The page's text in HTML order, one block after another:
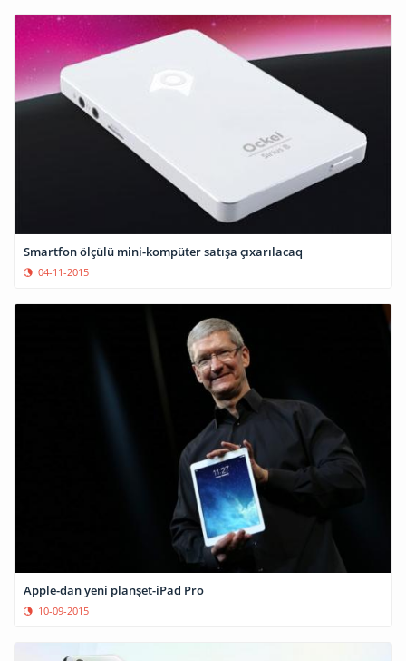
Smartfon ölçülü mini-kompüter satışa çıxarılacaq
04-11-2015
Apple-dan yeni planşet-iPad Pro
10-09-2015